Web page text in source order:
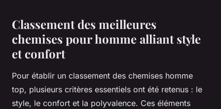
Classement des meilleures
chemises pour homme alliant style
et confort
Pour établir un classement des chemises homme
top, plusieurs critères essentiels ont été retenus : le
style, le confort et la polyvalence. Ces éléments